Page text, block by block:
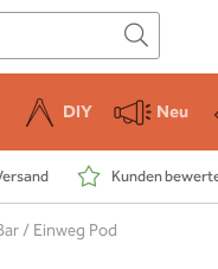
DIY Neu
Kunden
/ Einweg Pod